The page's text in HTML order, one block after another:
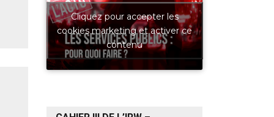
Cliquez pour accepter les
cookies marketing et activer ce
contenu